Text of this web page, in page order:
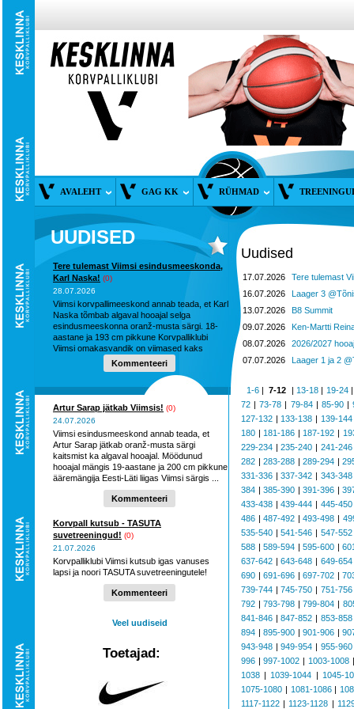
AVALEHT GAG KK RÜHMAD
UUDISED
Tere tulemast Viimsi esindusmeeskonda,
Karl Naska! (0)
28.07.2026
Viimsi korvpallimeeskond annab teada, et Karl
Naska tõmbab algaval hooajal selga
esindusmeeskonna oranž-musta särgi. 18-
aastane ja 193 cm pikkune Korvpalliklubi
Viimsi omakasvandik on viimased kaks
Kommenteeri
Artur Sarap jätkab Viimsis! (0)
24.07.2026
Viimsi esindusmeeskond annab teada, et
Artur Sarap jätkab oranž-musta särgi
kaitsmist ka algaval hooajal. Möödunud
hooajal mängis 19-aastane ja 200 cm pikkune
ääremängija Eesti-Läti liigas Viimsi särgis ...
Kommenteeri
Korvpall kutsub - TASUTA
suvetreeningud! (0)
21.07.2026
Korvpalliklubi Viimsi kutsub igas vanuses
lapsi ja noori TASUTA suvetreeningutele!
Kommenteeri
Veel uudiseid
Toetajad:
Uudised
17.07.2026
Tere tulemast
16.07.2026
Laager 3
13.07.2026
B8 Summit
09.07.2026
Ken-Martti
08.07.2026
2026/2027
07.07.2026
Laager 1 ja 2
1-6| 7-12 | 13-18 | 19-24
72 |73-78 | 79-84| 85-90|
127-132 | 133-138 | 139-144
180 | 181-186 | 187-192 |
229-234 |235-240 | 241-246
282 |283-288 |289-294 |
331-336 |337-342 | 343-348
384 |385-390 |391-396 |
433-438 |439-444 | 445-450
486 |487-492 |493-498 |
535-540 |541-546 | 547-552
588 |589-594 |595-600 |
637-642 |643-648 | 649-654
690 |691-696 |697-702 |
739-744 |745-750 | 751-756
792 |793-798 |799-804 |
841-846 |847-852 | 853-858
894 |895-900 |901-906 |
943-948 |949-954 | 955-960
996 |997-1002 | 1003-1008
1038 | 1039-1044 | 1045-
1075-1080 | 1081-1086|
1117-1122 | 1123-1128 |